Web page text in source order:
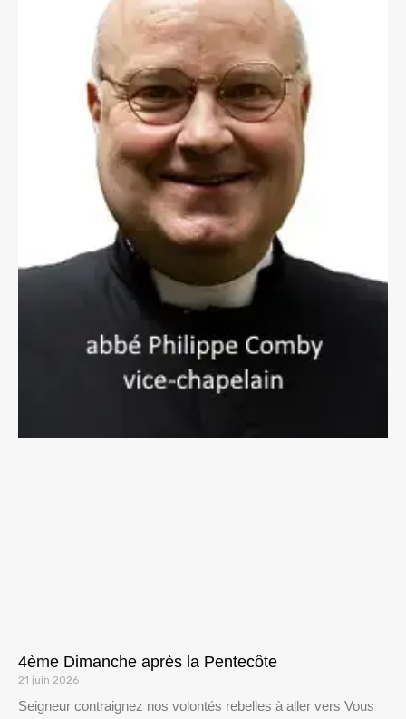
4ème Dimanche après la Pentecôte
21 juin 2026
Seigneur contraignez nos volontés rebelles à aller vers Vous